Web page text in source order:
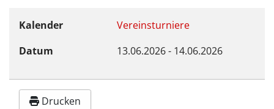
Kalender
Vereinsturniere
Datum
13.06.2026- 14.06.2026
Drucken